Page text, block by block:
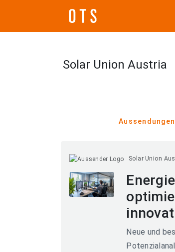
Solar Union Austria
Aussendungen
Solar Union
Neue und